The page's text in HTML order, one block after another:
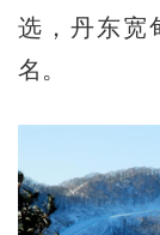
选，丹东宽
名。